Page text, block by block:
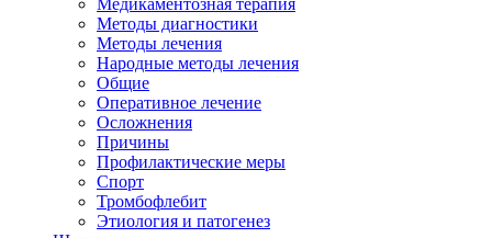
Медикаментозная терапия
Методы диагностики
Методы лечения
Народные методы лечения
Общие
Оперативное лечение
Осложнения
Причины
Профилактические меры
Спорт
Тромбофлебит
Этиология и патогенез